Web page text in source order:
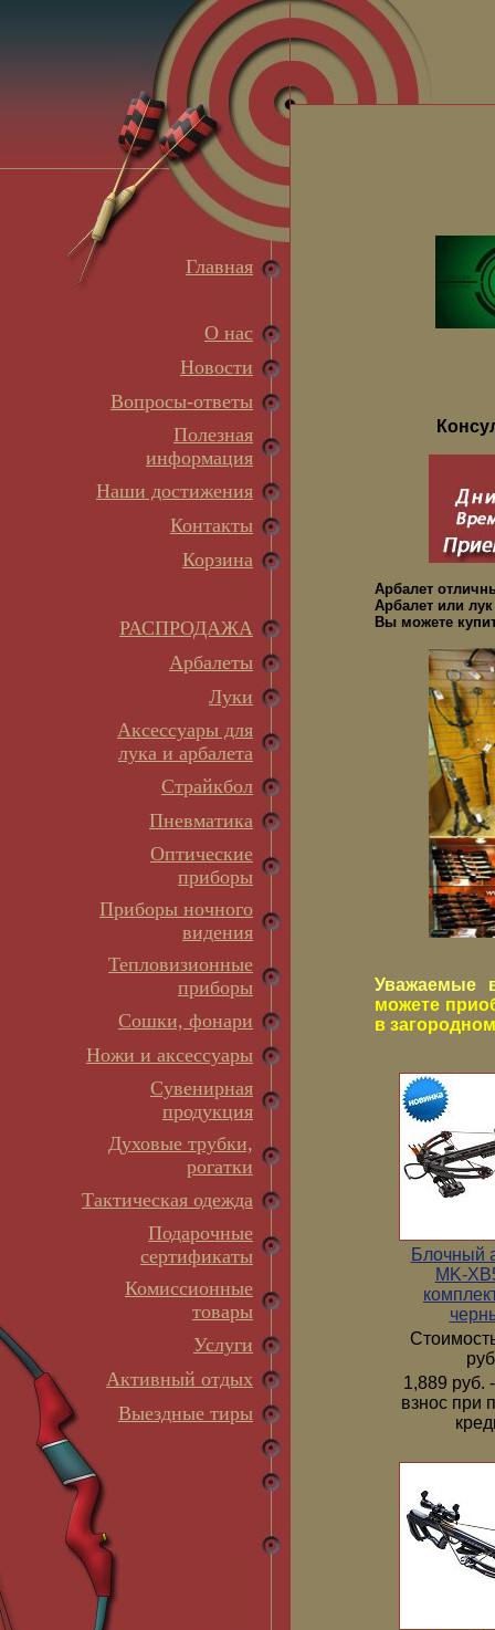
Главная
О нас
Новости
Вопросы-ответы
Полезная
информация
Наши достижения
Контакты
Корзина
РАСПРОДАЖА
Арбалеты
Луки
Аксессуары для
лука и арбалета
Страйкбол
Пневматика
Оптические
приборы
Приборы ночного
видения
Тепловизионные
приборы
Сошки, фонари
Ножи и аксессуары
Сувенирная
продукция
Духовые трубки,
рогатки
Тактическая одежда
Подарочные
сертификаты
Комиссионные
товары
Услуги
Активный отдых
Выездные тиры
Арбалет
Арбалет или
Вы можете
Уважаемые
можете
в
Блочный
MK-
1,889 руб.
взнос при